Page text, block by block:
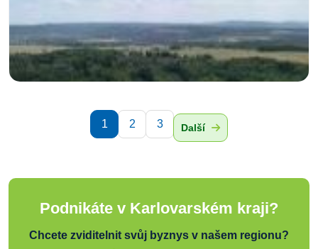
1 2 3 Další
Podnikáte v Karlovarském kraji?
Chcete zviditelnit svůj byznys v našem regionu?